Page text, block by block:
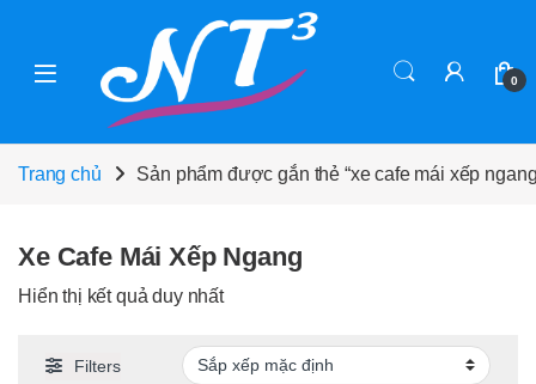
0
Trang chủ Sản phẩm được gắn thẻ “xe cafe mái xếp
Xe Cafe Mái Xếp Ngang
Hiển thị kết quả duy nhất
Filters